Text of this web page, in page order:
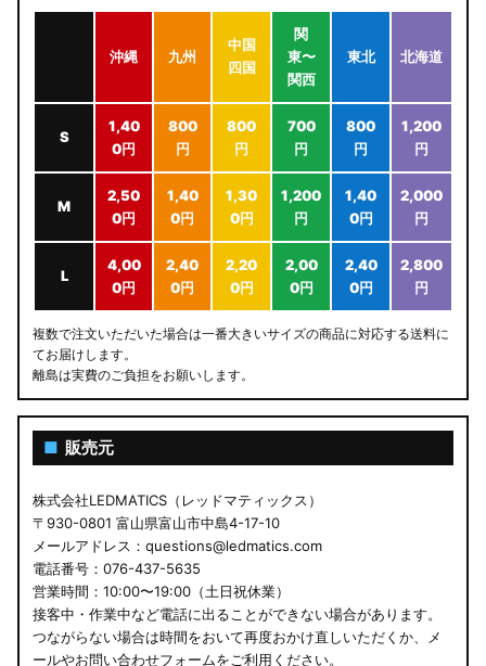
沖縄 九州
中国
四国
関
東〜
関西
東北 北海道
S
1,40
0円
800
円
800
円
700
円
800
円
1,200
円
M
2,50
0円
1,40
0円
1,30
0円
1,200
円
1,40
0円
2,000
円
L
4,00
0円
2,40
0円
2,20
0円
2,00
0円
2,40
0円
2,800
円
複数で注文いただいた場合は一番大きいサイズの商品に対応する送料に
てお届けします。
離島は実費のご負担をお願いします。
■ 販売元
株式会社LEDMATICS（レッドマティックス）
〒930-0801 富山県富山市中島4-17-10
メールアドレス：questions@ledmatics.com
電話番号：076-437-5635
営業時間：10:00〜19:00（土日祝休業）
接客中・作業中など電話に出ることができない場合があります。
つながらない場合は時間をおいて再度おかけ直しいただくか、メ
ールやお問い合わせフォームをご利用ください。